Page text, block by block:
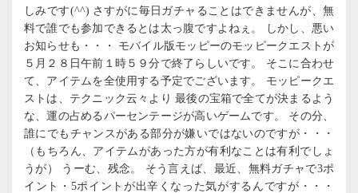
しみです(^^) さすがに毎日ガチャることはできませんが、無
料で誰でも参加できるとは太っ腹ですよねぇ。 しかし、悪い
お知らせも・・・ モバイル版モッピーのモッピークエストが
５月２８日午前１時５９分で終了らしいです。 そこに合わせ
て、アイテムを全使用する予定でございます。 モッピークエ
ストは、テクニック云々より 最後の宝箱で全てが決まるよう
な、運の占めるパーセンテージが高いゲームです。 その分、
誰にでもチャンスがある部分が嫌いではないのですが・・・
（もちろん、アイテムがあった方が有利なことは有利でしょ
うが） うーむ、残念。 そう言えば、最近、無料ガチャで3ポ
イント・5ポイントが出辛くなった気がするんですが・・・